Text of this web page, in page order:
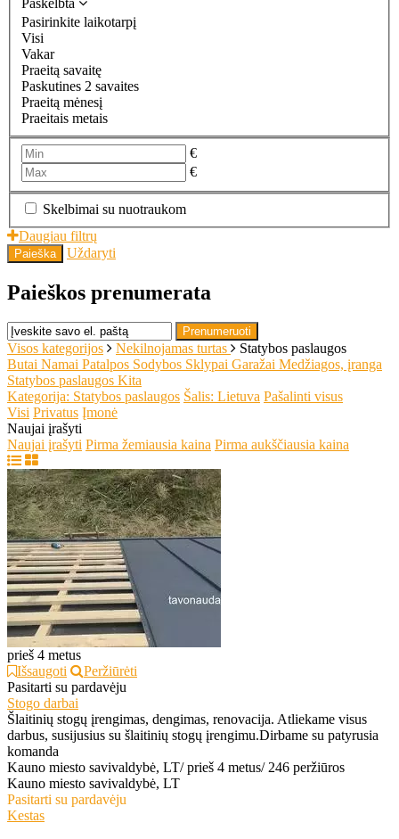
Paskelbta
Pasirinkite laikotarpį
Visi
Vakar
Praeitą savaitę
Paskutines 2 savaites
Praeitą mėnesį
Praeitais metais
€
€
Skelbimai su nuotraukom
Daugiau filtrų
Paieška Uždaryti
Paieškos prenumerata
Prenumeruoti
Visos kategorijos Nekilnojamas turtas
Statybos paslaugos
Butai Namai Patalpos Sodybos Sklypai Garažai Medžiagos, įranga
Statybos paslaugos Kita
Kategorija: Statybos paslaugos Šalis: Lietuva Pašalinti visus
Visi Privatus Įmonė
Naujai įrašyti
Naujai įrašyti Pirma žemiausia kaina Pirma aukščiausia kaina
prieš 4 metus
Išsaugoti
Peržiūrėti
Pasitarti su pardavėju
Stogo darbai
Šlaitinių stogų įrengimas, dengimas, renovacija. Atliekame visus
darbus, susijusius su šlaitinių stogų įrengimu.Dirbame su patyrusia
komanda
Kauno miesto savivaldybė, LT/ prieš 4 metus/ 246 peržiūros
Kauno miesto savivaldybė, LT
Pasitarti su pardavėju
Kestas